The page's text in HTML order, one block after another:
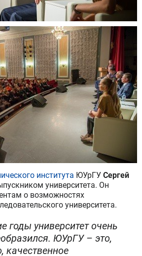
института ЮУрГУ Сергей
университета. Он
о возможностях
университета.
годы университет очень
ЮУрГУ – это,
качественное